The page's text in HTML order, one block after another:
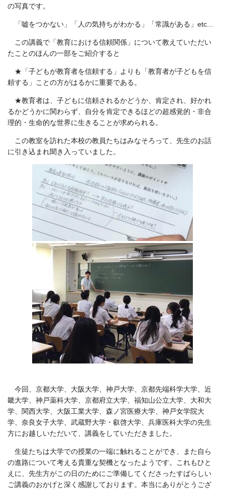
の写真です。
「嘘をつかない」「人の気持ちがわかる」「常識がある」etc...
この講義で「教育における信頼関係」について教えていただい
たことのほんの一部をご紹介すると
★「子どもが教育者を信頼する」よりも「教育者が子どもを信
頼する」ことの方がはるかに重要である。
★教育者は、子どもに信頼されるかどうか、肯定され、好かれ
るかどうかに関わらず、自分を肯定できるほどの超感覚的・非合
理的・生命的な世界に生きることが求められる。
この教室を訪れた本校の教員たちはみなそろって、先生のお話
に引き込まれ聞き入っていました。
今回、京都大学、大阪大学、神戸大学、京都先端科学大学、近
畿大学、神戸薬科大学、京都府立大学、福知山公立大学、大和大
学、関西大学、大阪工業大学、森ノ宮医療大学、神戸女学院大
学、奈良女子大学、武蔵野大学・叡啓大学、兵庫医科大学の先生
方にお越しいただいて、講義をしていただきました。
生徒たちは大学での授業の一端に触れることができ、また自ら
の進路について考える貴重な契機となったようです。これもひと
えに、先生方がこの日のためにご準備してくださったすばらしい
ご講義のおかげと深く感謝しております。本当にありがとうござ